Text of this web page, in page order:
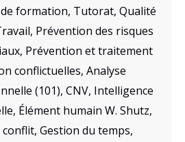
formation, Tutorat, Qualité
Prévention des risques
Prévention et traitement
conflictuelles, Analyse
(101), CNV, Intelligence
Élément humain W. Shutz,
Gestion du temps,